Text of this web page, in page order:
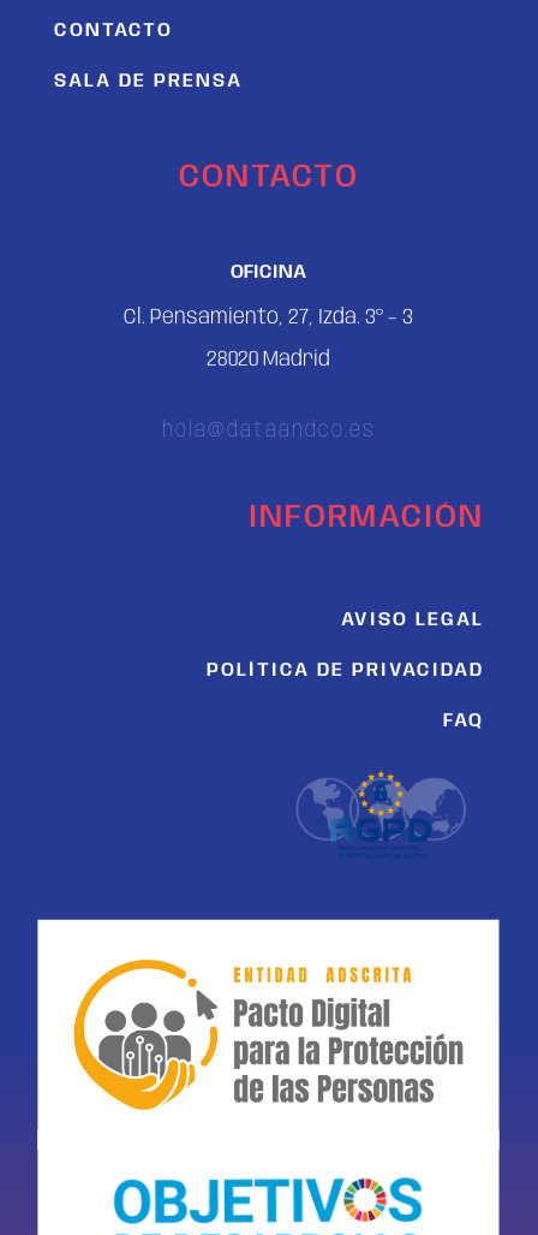
CONTACTO
SALA DE PRENSA
CONTACTO
OFICINA
Cl. Pensamiento, 27, Izda. 3º – 3
28020 Madrid
hola@dataandco.es
INFORMACIÓN
AVISO LEGAL
POLÍTICA DE PRIVACIDAD
FAQ